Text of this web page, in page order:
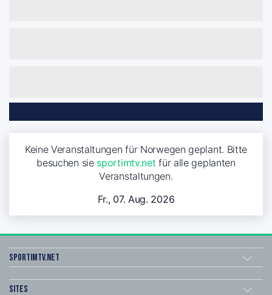
Keine Veranstaltungen für Norwegen geplant. Bitte
besuchen sie sportimtv.net für alle geplanten
Veranstaltungen.
Fr., 07. Aug. 2026
sportimtv.net
Sites